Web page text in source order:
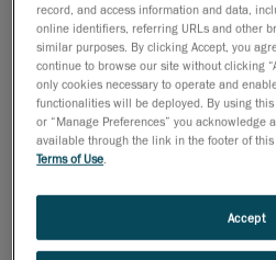
Creaform製品シリーズに
メトロロジーグレードの
ップ
Creaform ACADEMIAソフ
エンジニアリングと検査に
2年間のACADEMIAカスタ
record, and access information and data,
online identifiers, referring URLs and other
similar purposes. By clicking Accept, you
continue to browse our site without clicking
only cookies necessary to operate and
functionalities will be deployed. By using this
or “Manage Preferences” you acknowledge
available through the link in the footer of
Terms of Use.
Accept